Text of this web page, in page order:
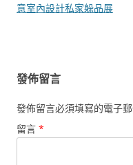
章
意室內設計私家躲品展
發佈留言
發佈留言必須填寫的電子
留言 *